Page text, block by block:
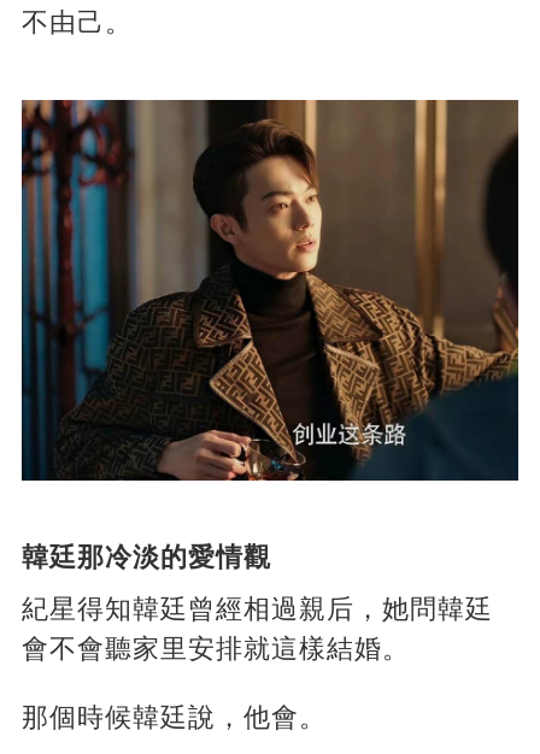
不由己。
韓廷那冷淡的愛情觀
紀星得知韓廷曾經相過親后，她問韓廷
會不會聽家里安排就這樣結婚。
那個時候韓廷說，他會。